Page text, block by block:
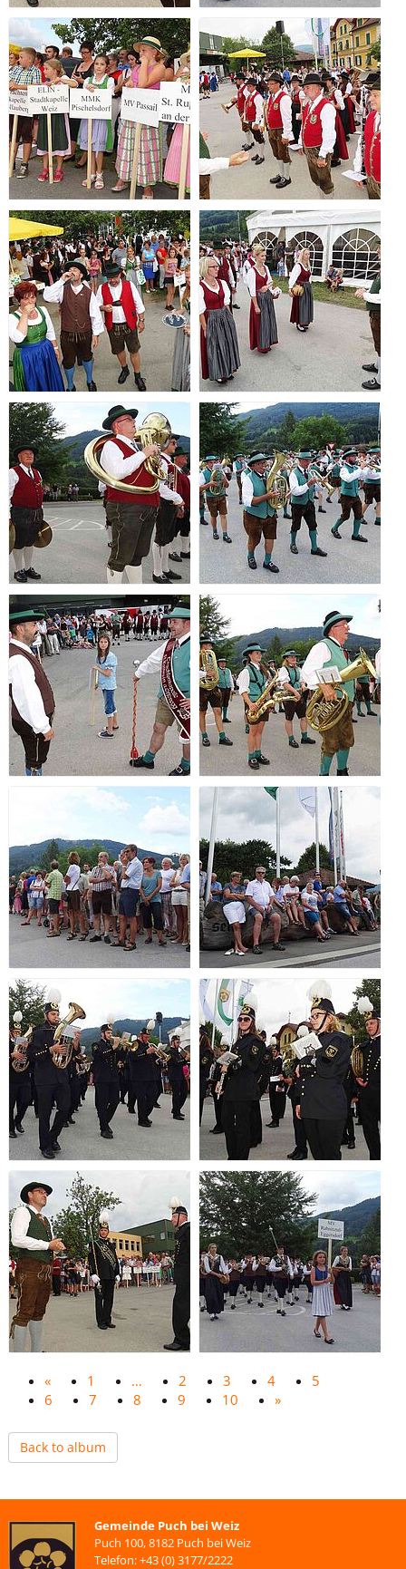
« 1 … 2 3 4
5
6
7 8 9 10 »
Back to album
Gemeinde Puch bei Weiz
Puch 100, 8182 Puch bei Weiz
Telefon: +43 (0) 3177/2222